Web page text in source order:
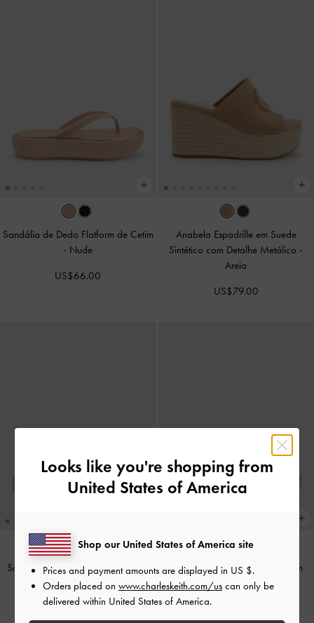
Sandália de Dedo Flatform de Cetim
- Nude
US$66.00
Anabela Espadrille em Suede
Sintético com Detalhe Metálico -
Areia
US$79.00
Sandálias de Dedo Espadrille com
Flor em Suede Sintético-Areia
US$69.00
Rasteira Slide de Tira Dupla com
Tachas e Fivelas- Bege
Looks like you're shopping from
United States of America
Shop our United States of America site
Prices and payment amounts are displayed in US $.
Orders placed on www.charleskeith.com/us can only be
delivered within United States of America.